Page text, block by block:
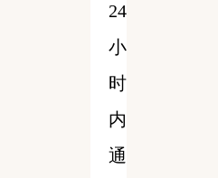
24
小
时
内
通